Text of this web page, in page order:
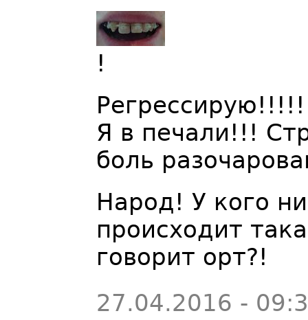
!
Регрессирую!!!!!
Я в печали!!!
боль
Народ! У кого
происходит
говорит орт?!
27.04.2016 -